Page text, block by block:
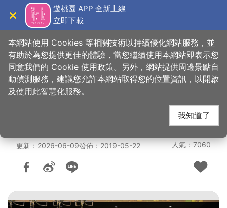
主
遊桃園 APP 全新上線
立即下載
首頁 > 想去的地方 > 美食、購物 > 美食快搜
福容大飯店 桃園機場捷
運 A8-A Bar
更新：2026-06-09發佈：2019-05-22 人氣：7060
本網站使用 Cookies 等相關技術以持續優化網站服務，並
有助於為您提供更佳的體驗，當您繼續使用本網站即表示您
同意我們的 Cookie 使用政策。另外，網站提供周邊景點自
動偵測服務，建議您允許本網站取得您的位置資訊，以開啟
及使用此智慧化服務。
我知道了